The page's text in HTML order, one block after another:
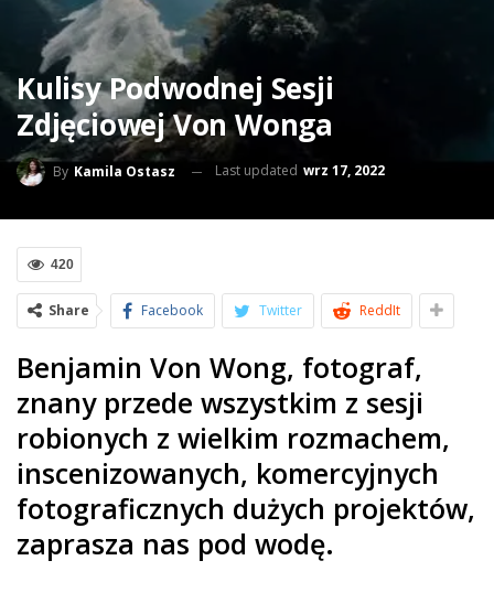
Kulisy Podwodnej Sesji
Zdjęciowej Von Wonga
By Kamila Ostasz Last updated wrz 17, 2022
420
Share Facebook Twitter ReddIt
Benjamin Von Wong, fotograf,
znany przede wszystkim z sesji
robionych z wielkim rozmachem,
inscenizowanych, komercyjnych
fotograficznych dużych projektów,
zaprasza nas pod wodę.